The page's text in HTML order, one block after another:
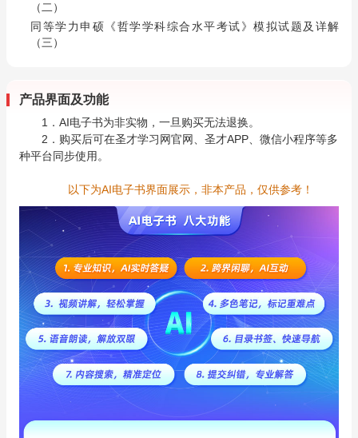
（二）
同等学力申硕《哲学学科综合水平考试》模拟试题及详解
（三）
产品界面及功能
1．AI电子书为非实物，一旦购买无法退换。
2．购买后可在圣才学习网官网、圣才APP、微信小程序等多
种平台同步使用。
以下为AI电子书界面展示，非本产品，仅供参考！